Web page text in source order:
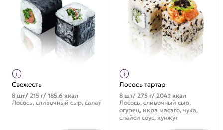
Свежесть
8 шт/ 215 г/ 185.6 ккал
Лосось, сливочный сыр, салат
Лосось тартар
8 шт/ 275 г/ 204.1 ккал
Лосось, сливочный сыр,
огурец, икра масаго, чука,
спайси соус, кунжут